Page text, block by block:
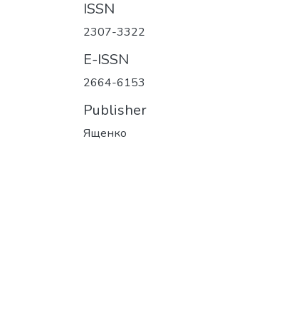
ISSN
2307-3322
E-ISSN
2664-6153
Publisher
Ященко